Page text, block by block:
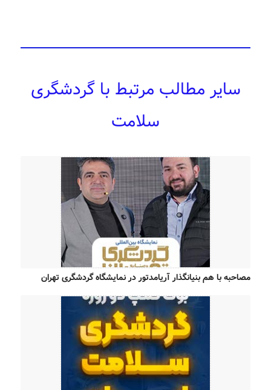
سایر مطالب مرتبط با گردشگری
سلامت
مصاحبه با هم بنیانگذار آریامدتور در نمایشگاه گردشگری تهران